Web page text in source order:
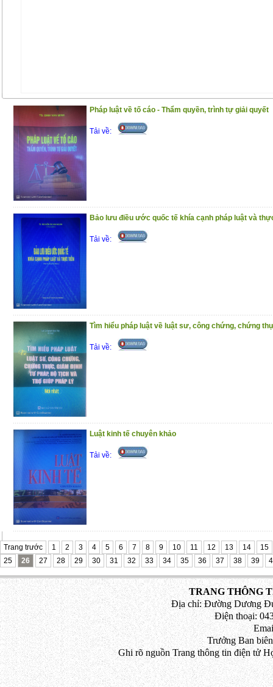
Pháp luật về tố cáo - Thẩm quyền, trình tự giải quyết
Tải về:
Bảo lưu điều ước quốc tế khía cạnh pháp luật và
Tải về:
Tìm hiểu pháp luật về luật sư, công chứng, chứng
Tải về:
Luật kinh tế chuyên khảo
Tải về:
Trang trước 1 2 3 4 5 6 7 8 9 10 11 12 13 14
15
25
26 27 28 29 30 31 32 33 34 35 36 37 38 39
TRANG THÔNG
Địa chỉ: Đường Dương
Điện thoại:
Trưởng Ban
Ghi rõ nguồn Trang thông tin điện tử